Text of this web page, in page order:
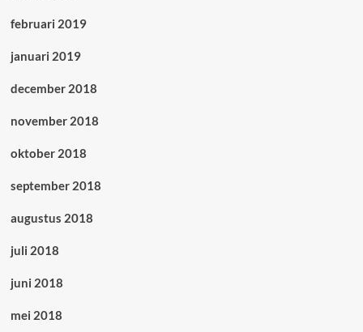
februari 2019
januari 2019
december 2018
november 2018
oktober 2018
september 2018
augustus 2018
juli 2018
juni 2018
mei 2018